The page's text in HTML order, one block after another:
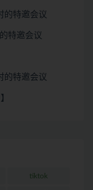
的特邀会议
特邀会议
的特邀会议
tiktok